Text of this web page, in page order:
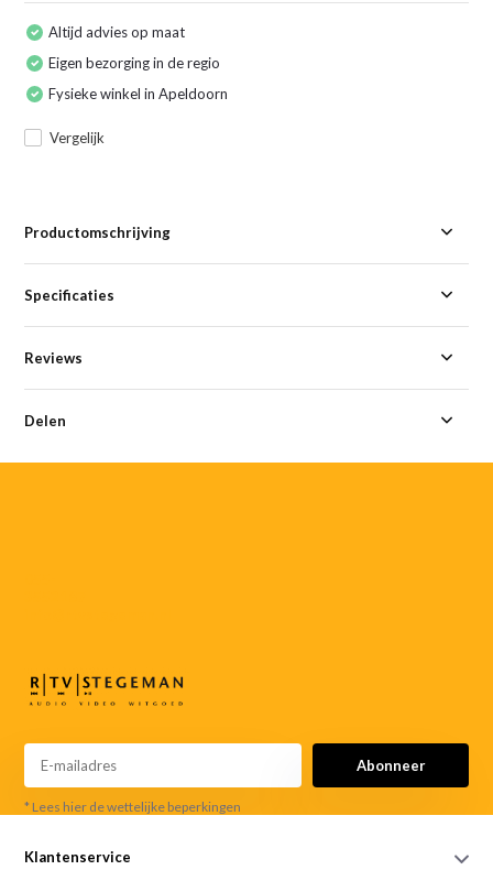
Altijd advies op maat
Eigen bezorging in de regio
Fysieke winkel in Apeldoorn
Vergelijk
Productomschrijving
Specificaties
Reviews
Delen
Abonneer
* Lees hier de wettelijke beperkingen
Klantenservice